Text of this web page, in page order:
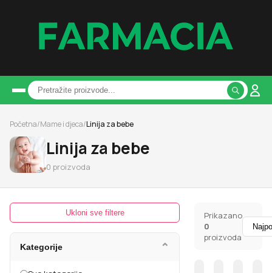
Početna/Mame i djeca/Linija za bebe
Linija za bebe
0 proizvoda
Ukloni sve filtere
Kategorije ⌄
Prikazano
0
proizvoda